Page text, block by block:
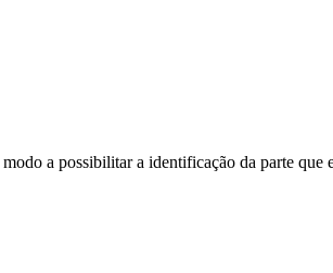
a possibilitar a identificação da parte